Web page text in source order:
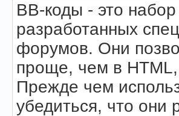
BB-коды - это
разработанных
форумов. Они
проще, чем в
Прежде чем
убедиться, что